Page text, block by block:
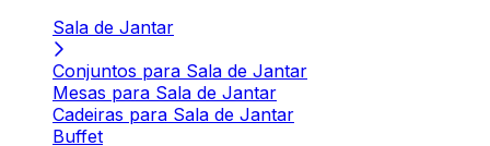
Sala de Jantar
Conjuntos para Sala de Jantar
Mesas para Sala de Jantar
Cadeiras para Sala de Jantar
Buffet